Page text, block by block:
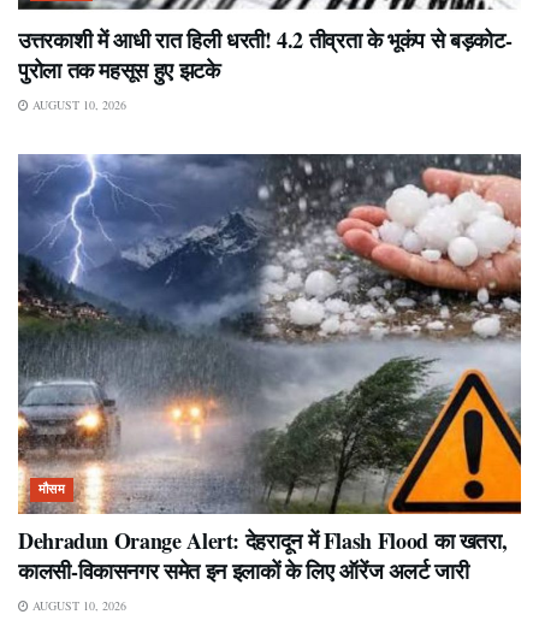
उत्तरकाशी में आधी रात हिली धरती! 4.2 तीव्रता के भूकंप से बड़कोट-
पुरोला तक महसूस हुए झटके
AUGUST 10, 2026
मौसम
Dehradun Orange Alert: देहरादून में Flash Flood का खतरा,
कालसी-विकासनगर समेत इन इलाकों के लिए ऑरेंज अलर्ट जारी
AUGUST 10, 2026